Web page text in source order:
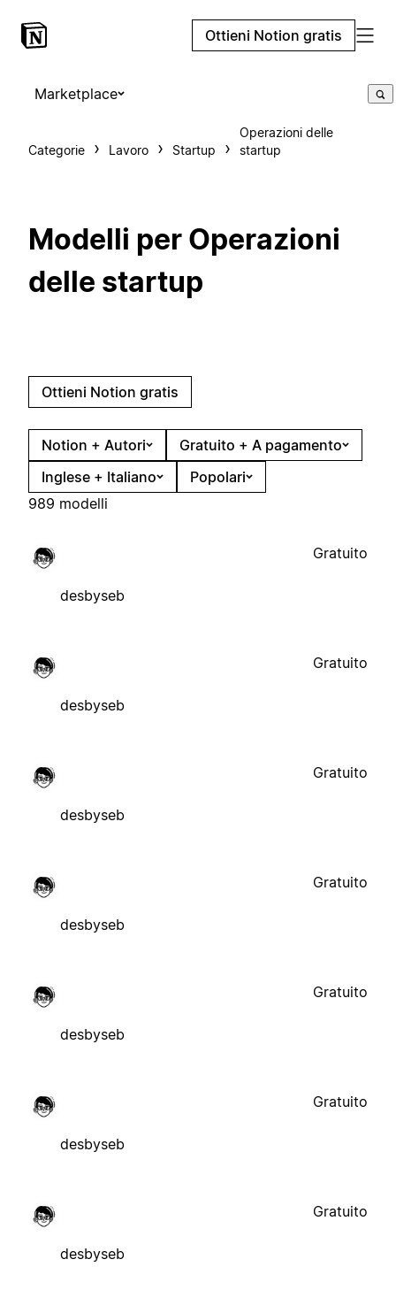
Ottieni Notion gratis
Marketplace
Categorie Lavoro Startup
Operazioni delle
startup
Modelli per Operazioni
delle startup
Ottieni Notion gratis
Notion + Autori
Gratuito + A pagamento
Inglese + Italiano
Popolari
989 modelli
desbyseb
Gratuito
desbyseb
Gratuito
desbyseb
Gratuito
desbyseb
Gratuito
desbyseb
Gratuito
desbyseb
Gratuito
desbyseb
Gratuito